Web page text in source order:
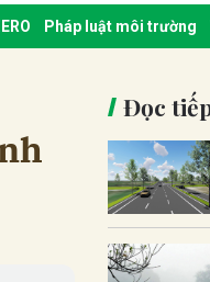
Pháp luật môi trường
Đọc